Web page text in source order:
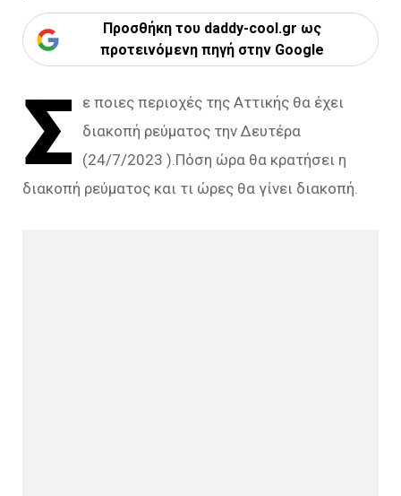
Προσθήκη του daddy-cool.gr ως
προτεινόμενη πηγή στην Google
Σ
ε ποιες περιοχές της Αττικής θα έχει
διακοπή ρεύματος την Δευτέρα
(24/7/2023 ).Πόση ώρα θα κρατήσει η
διακοπή ρεύματος και τι ώρες θα γίνει διακοπή.